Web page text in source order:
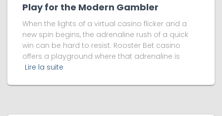
Play for the Modern Gambler
When the lights of a virtual casino flicker and a
new spin begins, the adrenaline rush of a quick
win can be hard to resist. Rooster Bet casino
offers a playground where that adrenaline is
Lire la suite